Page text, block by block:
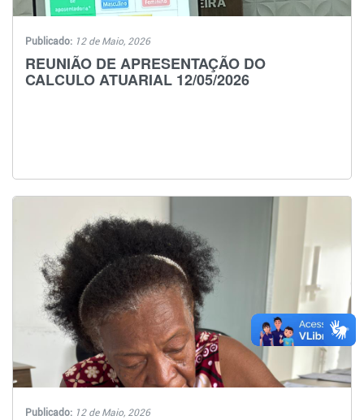
Publicado: 12 de Maio, 2026
REUNIÃO DE APRESENTAÇÃO DO
CALCULO ATUARIAL 12/05/2026
Publicado: 12 de Maio, 2026